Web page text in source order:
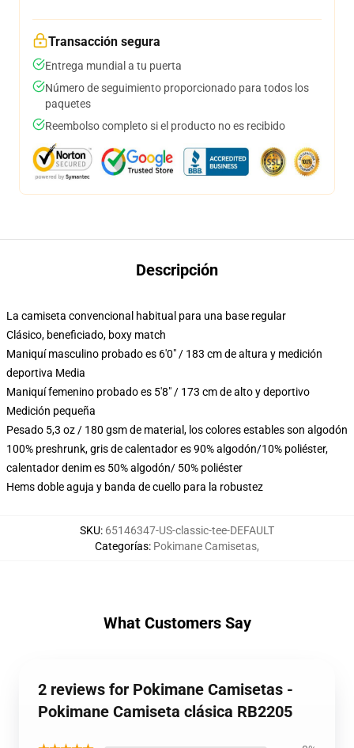
Transacción segura
Entrega mundial a tu puerta
Número de seguimiento proporcionado para todos los
paquetes
Reembolso completo si el producto no es recibido
Descripción
La camiseta convencional habitual para una base regular
Clásico, beneficiado, boxy match
Maniquí masculino probado es 6'0" / 183 cm de altura y medición
deportiva Media
Maniquí femenino probado es 5'8" / 173 cm de alto y deportivo
Medición pequeña
Pesado 5,3 oz / 180 gsm de material, los colores estables son algodón
100% preshrunk, gris de calentador es 90% algodón/10% poliéster,
calentador denim es 50% algodón/ 50% poliéster
Hems doble aguja y banda de cuello para la robustez
SKU: 65146347-US-classic-tee-DEFAULT
Categorías: Pokimane Camisetas,
What Customers Say
2 reviews for Pokimane Camisetas -
Pokimane Camiseta clásica RB2205